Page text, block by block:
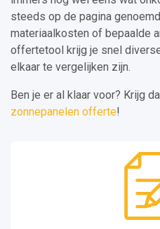
steeds op de pagina
materiaalkosten of bepaalde
offertetool krijg je snel
elkaar te vergelijken zijn.
Ben je er al klaar voor? Krijg
zonnepanelen offerte!